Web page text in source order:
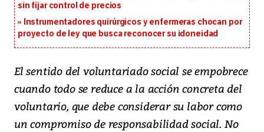
sin fijar control de precios
Instrumentadores quirúrgicos y enfermeras chocan por
proyecto de ley que busca reconocer su idoneidad
El sentido del voluntariado social se empobrece
cuando todo se reduce a la acción concreta del
voluntario, que debe considerar su labor como
un compromiso de responsabilidad social. No